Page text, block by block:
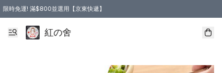
限時免運! 滿$800並選用【京東快遞】
紅の舍